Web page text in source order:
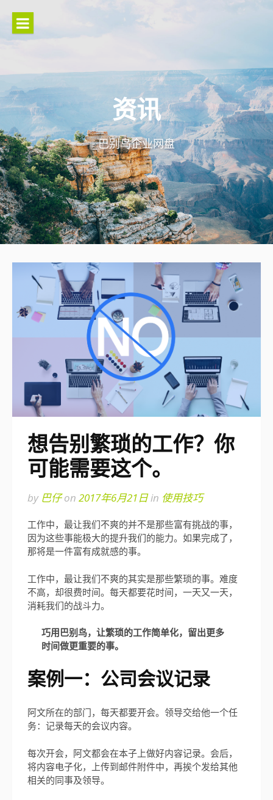
content
资讯
巴别鸟企业网盘
想告别繁琐的工作？你
可能需要这个。
by 巴仔on 2017年6月21日in 使用技巧
工作中，最让我们不爽的并不是那些富有挑战的事，
因为这些事能极大的提升我们的能力。如果完成了，
那将是一件富有成就感的事。
工作中，最让我们不爽的其实是那些繁琐的事。难度
不高，却很费时间。每天都要花时间，一天又一天，
消耗我们的战斗力。
巧用巴别鸟，让繁琐的工作简单化，留出更多
时间做更重要的事。
案例一：公司会议记录
阿文所在的部门，每天都要开会。领导交给他一个任
务：记录每天的会议内容。
每次开会，阿文都会在本子上做好内容记录。会后，
将内容电子化，上传到邮件附件中，再挨个发给其他
相关的同事及领导。